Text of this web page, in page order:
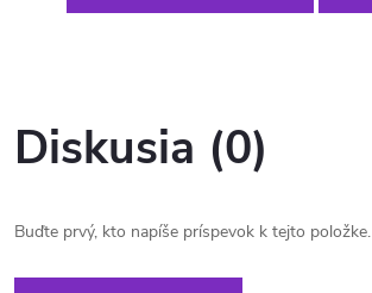
Diskusia (0)
Buďte prvý, kto napíše príspevok k tejto položke.